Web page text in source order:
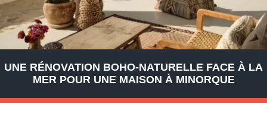
UNE RÉNOVATION BOHO-NATURELLE FACE À LA
MER POUR UNE MAISON À MINORQUE